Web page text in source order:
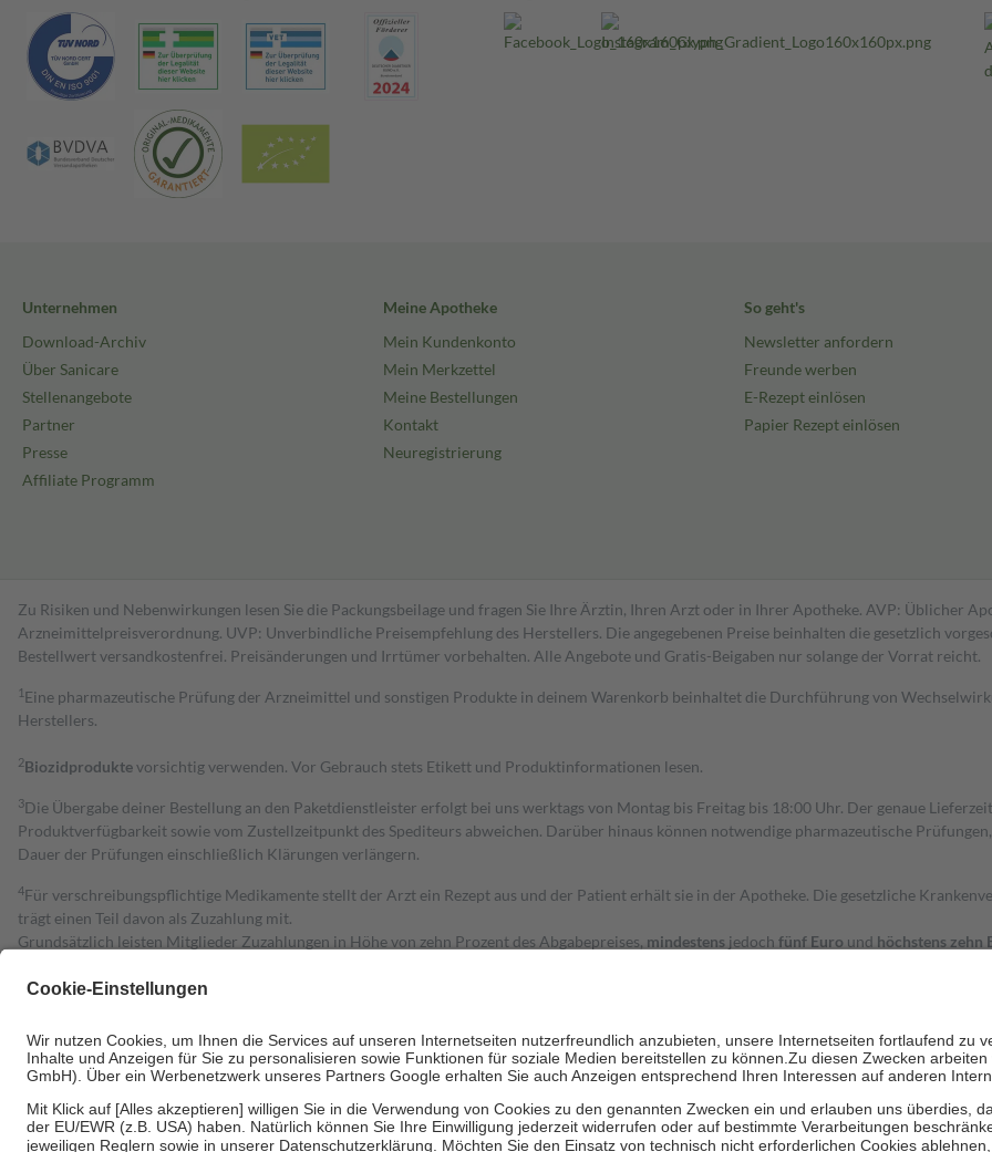
Unternehmen
Download-Archiv
Über Sanicare
Stellenangebote
Partner
Presse
Affiliate Programm
Meine Apotheke
Mein Kundenkonto
Mein Merkzettel
Meine Bestellungen
Kontakt
Neuregistrierung
So geht's
Newsletter anfordern
Freunde werben
E-Rezept einlösen
Papier Rezept einlösen
Zu Risiken und Nebenwirkungen lesen Sie die Packungsbeilage und fragen Sie Ihre Ärztin, Ihren Arzt oder in Ihrer Apotheke. AVP: Üblicher
Arzneimittelpreisverordnung. UVP: Unverbindliche Preisempfehlung des Herstellers. Die angegebenen Preise beinhalten die gesetzlich
Bestell­wert versand­kosten­frei. Preisänderungen und Irrtümer vorbehalten. Alle Angebote und Gratis-Beigaben nur solange der Vorrat reicht.
1 Eine pharmazeutische Prüfung der Arzneimittel und sonstigen Produkte in deinem Warenkorb beinhaltet die Durchführung von
Herstellers.
2Biozidproduktevorsichtig verwenden. Vor Gebrauch stets Etikett und Produktinformationen lesen.
3Die Übergabe deiner Bestellung an den Paketdienstleister erfolgt bei uns werktags von Montag bis Freitag bis 18:00 Uhr. Der genaue
Produktverfügbarkeit sowie vom Zustellzeitpunkt des Spediteurs abweichen. Darüber hinaus können notwendige pharmazeutische
Dauer der Prüfungen einschließlich Klärungen verlängern.
4Für verschreibungspflichtige Medikamente stellt der Arzt ein Rezept aus und der Patient erhält sie in der Apotheke. Die gesetzliche
trägt einen Teil davon als Zuzahlung mit.
Grundsätzlich leisten Mitglieder Zuzahlungen in Höhe von zehn Prozent des Abgabepreises, mindestens jedoch fünf Euro und höchstens zehn
Diese Regeln gelten grundsätzlich auch für Online-Apotheken.
Um das Engagement der Versicherten für ihre eigene Gesundheit zu stärken und die besondere Stellung der Familie zu unterstützen, fallen
• Kindern und Jugendlichen bis zum vollendeten 18. Lebensjahr mit Ausnahme der Fahrkosten
• Untersuchungen zur Vorsorge und Früherkennung, die von der GKV getragen werden
• empfohlenen Schutzimpfungen
• Harn- und Blutteststreifen